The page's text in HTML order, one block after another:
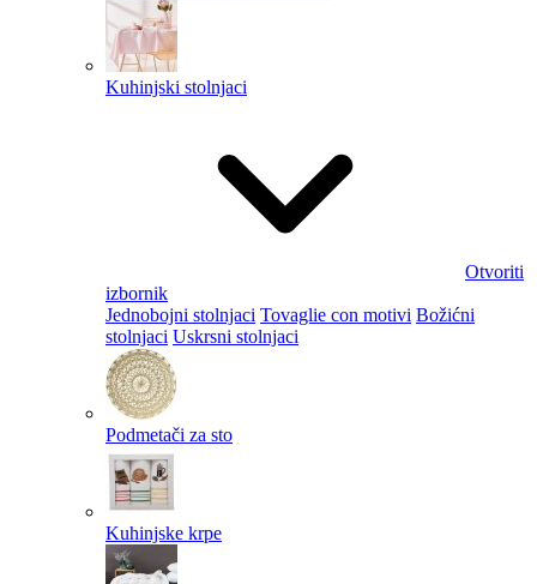
Kuhinjski stolnjaci
Otvoriti
izbornik
Jednobojni stolnjaci Tovaglie con motivi Božićni
stolnjaci Uskrsni stolnjaci
Podmetači za sto
Kuhinjske krpe